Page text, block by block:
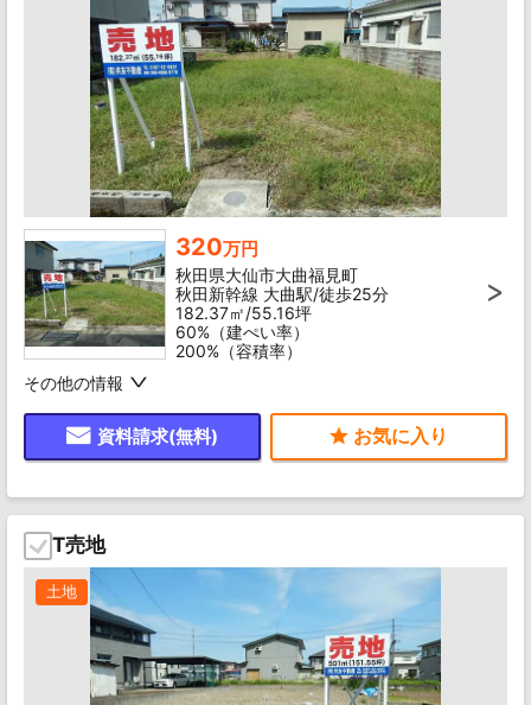
320万円
秋田県大仙市大曲福見町
秋田新幹線 大曲駅/徒歩25分
182.37㎡/55.16坪
60%（建ぺい率）
200%（容積率）
その他の情報
資料請求(無料)
T売地
土地